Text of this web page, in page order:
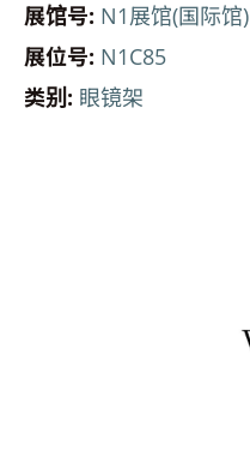
展馆号: N1展馆(国际馆)
展位号: N1C85
类别: 眼镜架